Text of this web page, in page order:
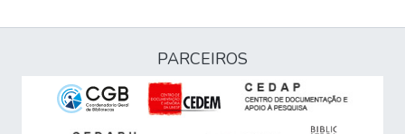
PARCEIROS